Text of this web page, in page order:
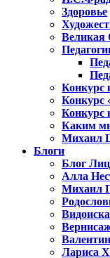
Здоровье
Великая
Конкурс
Конкурс
Конкурс
Каким
Михаил
Блоги
Блог
Алла
Михаил
Лариса